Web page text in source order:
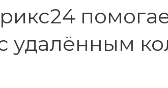
удалённым